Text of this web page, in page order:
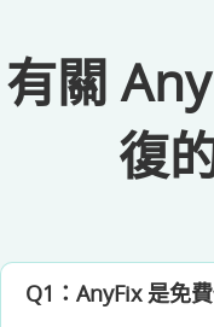
有關
復
Q1：AnyFix 是免